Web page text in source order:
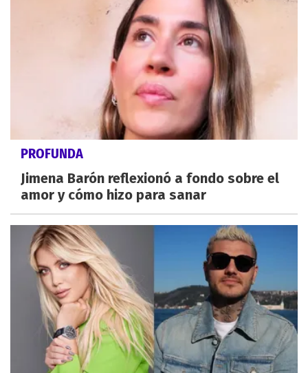
PROFUNDA
Jimena Barón reflexionó a fondo sobre el
amor y cómo hizo para sanar